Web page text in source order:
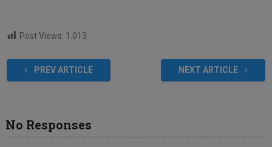
Post Views: 1.013
PREV ARTICLE NEXT ARTICLE
No Responses